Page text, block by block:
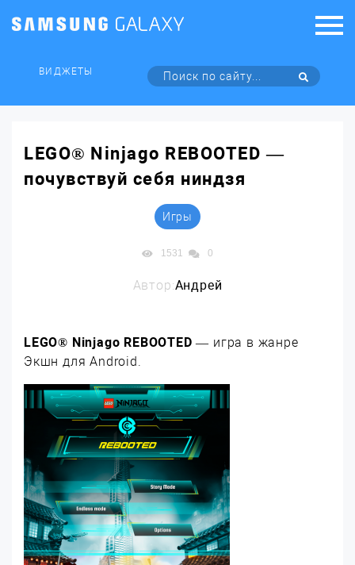
ВИДЖЕТЫ
LEGO® Ninjago REBOOTED —
почувствуй себя ниндзя
Игры
1531 0
Автор:Андрей
LEGO® Ninjago REBOOTED — игра в жанре
Экшн для Android.